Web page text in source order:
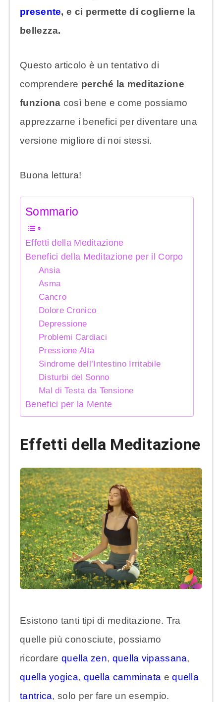
presente, e ci permette di coglierne la
bellezza.
Questo articolo è un tentativo di
comprendere perché la meditazione
funziona così bene e come possiamo
apprezzarne i benefici per diventare una
versione migliore di noi stessi.
Buona lettura!
Sommario
Effetti della Meditazione
Benefici della Meditazione per il Corpo
Ansia
Asma
Cancro
Dolore Cronico
Depressione
Problemi Cardiaci
Pressione Alta
Sindrome dell’Intestino Irritabile
Disturbi del Sonno
Mal di Testa da Tensione
Benefici per la Mente
Effetti della Meditazione
Esistono tanti tipi di meditazione. Tra
quelle più conosciute, possiamo
ricordarequella zen, quella vipassana,
quella yogica, quella camminata equella
tantrica, solo per fare un esempio.